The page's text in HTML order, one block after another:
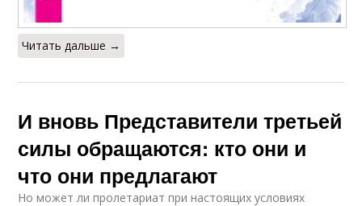
Читать дальше →
И вновь Представители третьей
силы обращаются: кто они и
что они предлагают
Но может ли пролетариат при настоящих условиях